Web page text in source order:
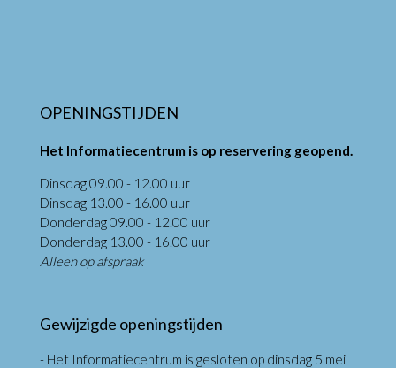
OPENINGSTIJDEN
Het Informatiecentrum is op reservering geopend.
Dinsdag 09.00 - 12.00 uur
Dinsdag 13.00 - 16.00 uur
Donderdag 09.00 - 12.00 uur
Donderdag 13.00 - 16.00 uur
Alleen op afspraak
Gewijzigde openingstijden
- Het Informatiecentrum is gesloten op dinsdag 5 mei